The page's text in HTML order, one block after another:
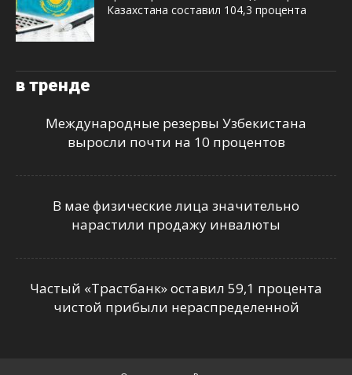
Казахстана составил 104,3 процента
в тренде
Международные резервы Узбекистана
выросли почти на 10 процентов
В мае физические лица значительно
нарастили продажу инвалюты
Частый «Трастбанк» оставил 59,1 процента
чистой прибыли нераспределенной